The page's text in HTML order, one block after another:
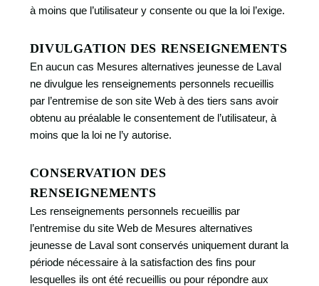
à moins que l’utilisateur y consente ou que la loi l’exige.
DIVULGATION DES RENSEIGNEMENTS
En aucun cas Mesures alternatives jeunesse de Laval
ne divulgue les renseignements personnels recueillis
par l’entremise de son site Web à des tiers sans avoir
obtenu au préalable le consentement de l’utilisateur, à
moins que la loi ne l’y autorise.
CONSERVATION DES
RENSEIGNEMENTS
Les renseignements personnels recueillis par
l’entremise du site Web de Mesures alternatives
jeunesse de Laval sont conservés uniquement durant la
période nécessaire à la satisfaction des fins pour
lesquelles ils ont été recueillis ou pour répondre aux